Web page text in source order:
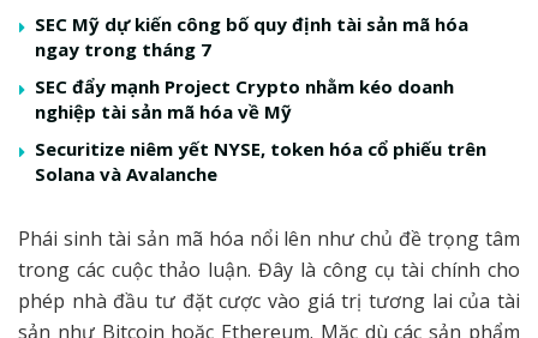
SEC Mỹ dự kiến công bố quy định tài sản mã hóa
ngay trong tháng 7
SEC đẩy mạnh Project Crypto nhằm kéo doanh
nghiệp tài sản mã hóa về Mỹ
Securitize niêm yết NYSE, token hóa cổ phiếu trên
Solana và Avalanche
Phái sinh tài sản mã hóa nổi lên như chủ đề trọng tâm
trong các cuộc thảo luận. Đây là công cụ tài chính cho
phép nhà đầu tư đặt cược vào giá trị tương lai của tài
sản như Bitcoin hoặc Ethereum. Mặc dù các sản phẩm